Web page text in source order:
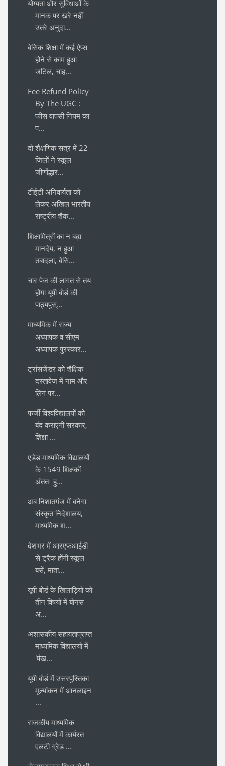
योग्यता और सुविधाओं के
मानक पर खरे नहीं
उतरे अनुदा...
बेसिक शिक्षा में कई ऐप्स
होने से काम हुआ
जटिल, चाह...
Fee Refund Policy
By The UGC :
फीस वापसी नियम का
प...
दो शैक्षणिक सत्र में 22
जिलों ने स्कूल
जीर्णोद्धार...
टीईटी अनिवार्यता को
लेकर अखिल भारतीय
राष्ट्रीय शैक...
शिक्षामित्रों का न बढ़ा
मानदेय, न हुआ
तबादला, बेसि...
चार पेज की लागत से तय
होगा यूपी बोर्ड की
पाठ्यपुस्...
माध्यमिक में राज्य
अध्यापक व सीएम
अध्यापक पुरस्कार...
ट्रांसजेंडर को शैक्षिक
दस्तावेज में नाम और
लिंग पर...
फर्जी विश्वविद्यालयों को
बंद कराएगी सरकार,
शिक्षा ...
एडेड माध्यमिक विद्यालयों
के 1549 शिक्षकों
अंततः हु...
अब निशातगंज में बनेगा
संस्कृत निदेशालय,
माध्यमिक श...
देशभर में आरएफआईडी
से ट्रैक होंगी स्कूल
बसें, माता...
यूपी बोर्ड के खिलाड़ियों को
तीन विषयों में बोनस
अं...
अशासकीय सहायताप्राप्त
माध्यमिक विद्यालयों में
'पंख...
यूपी बोर्ड में उत्तरपुस्तिका
मूल्यांकन में आनलाइन
...
राजकीय माध्यमिक
विद्यालयों में कार्यरत
एलटी ग्रेड ...